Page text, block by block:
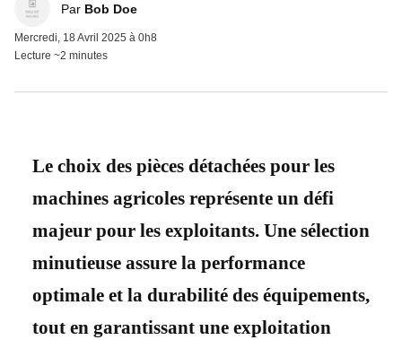
Par Bob Doe
Mercredi, 18 Avril 2025 à 0h8
Lecture ~2 minutes
Le choix des pièces détachées pour les
machines agricoles représente un défi
majeur pour les exploitants. Une sélection
minutieuse assure la performance
optimale et la durabilité des équipements,
tout en garantissant une exploitation